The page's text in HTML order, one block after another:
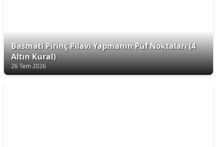
Basmati Pirinç Pilavı Yapmanın Püf Noktaları (4
Altın Kural)
26 Tem 2026